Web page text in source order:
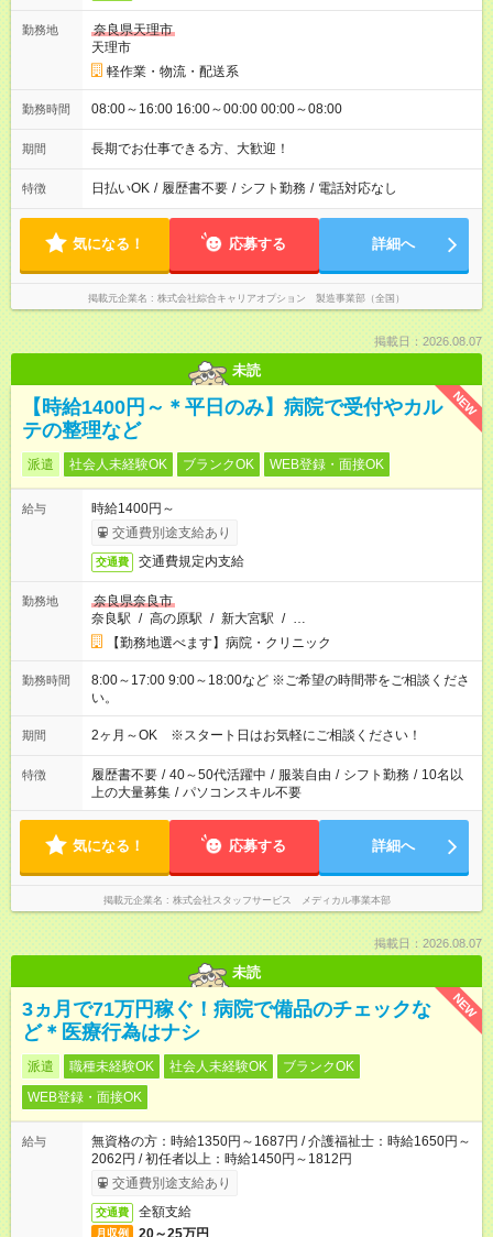
勤務地
奈良県天理市
天理市
軽作業・物流・配送系
勤務時間 08:00～16:00 16:00～00:00 00:00～08:00
期間 長期でお仕事できる方、大歓迎！
特徴 日払いOK / 履歴書不要 / シフト勤務 / 電話対応なし
気になる！ 応募する 詳細へ
掲載元企業名 株式会社綜合キャリアオプション 製造事業部（全国）
掲載日：2026.08.07
未読
NEW
【時給1400円～＊平日のみ】病院で受付やカル
テの整理など
派遣 社会人未経験OK ブランクOK WEB登録・面接OK
給与
時給1400円～
交通費別途支給あり
交通費 交通費規定内支給
勤務地
奈良県奈良市
奈良駅 / 高の原駅 / 新大宮駅 / …
【勤務地選べます】病院・クリニック
勤務時間
8:00～17:00 9:00～18:00など ※ご希望の時間帯をご相談くださ
い。
期間 2ヶ月～OK ※スタート日はお気軽にご相談ください！
特徴 履歴書不要 / 40～50代活躍中 / 服装自由 / シフト勤務 / 10名以
上の大量募集 / パソコンスキル不要
気になる！ 応募する 詳細へ
掲載元企業名 株式会社スタッフサービス メディカル事業本部
掲載日：2026.08.07
未読
NEW
3ヵ月で71万円稼ぐ！病院で備品のチェックな
ど＊医療行為はナシ
派遣 職種未経験OK 社会人未経験OK
ブランクOK
WEB登録・面接OK
給与
無資格の方：時給1350円～1687円 / 介護福祉士：時給1650円～
2062円 / 初任者以上：時給1450円～1812円
交通費別途支給あり
交通費 全額支給
月収例 20～25万円